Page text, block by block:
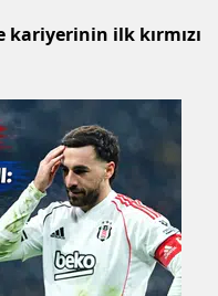
kariyerinin ilk kırmızı